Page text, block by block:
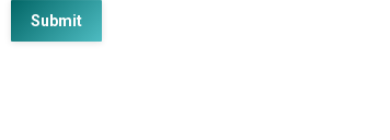
Submit